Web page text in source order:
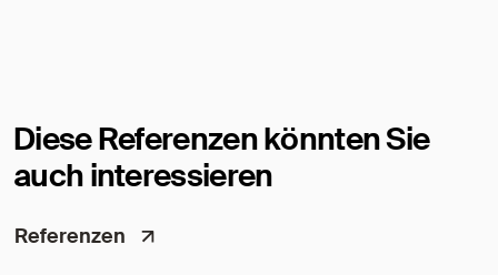
Diese Referenzen könnten Sie
auch interessieren
Referenzen